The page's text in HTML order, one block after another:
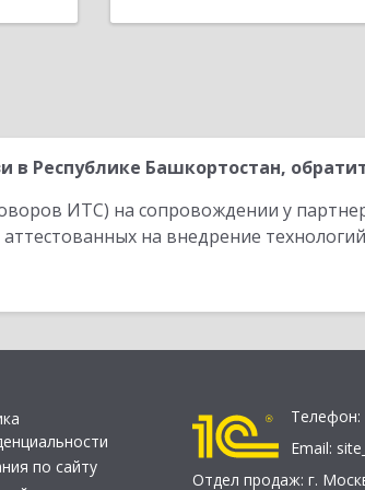
Республике Башкортостан,
ИТС) на сопровождении у
на внедрение
по сайту
Телефон:
Email:
Отдел продаж: г.